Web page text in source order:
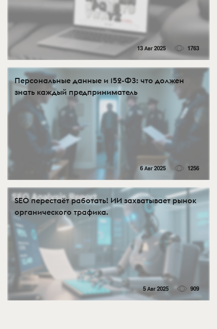
13 Авг 2025 1763
Персональные данные и 152-ФЗ: что должен
знать каждый предприниматель
6 Авг 2025 1256
SEO перестаёт работать! ИИ захватывает рынок
органического трафика.
5 Авг 2025 909